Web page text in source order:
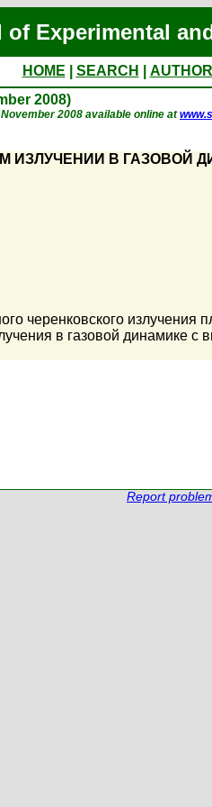
of Experimental
HOME SEARCH
2008)
2008 available online at
ИЗЛУЧЕНИИ В ГАЗОВОЙ
черенковского излучения
в газовой динамике
Report